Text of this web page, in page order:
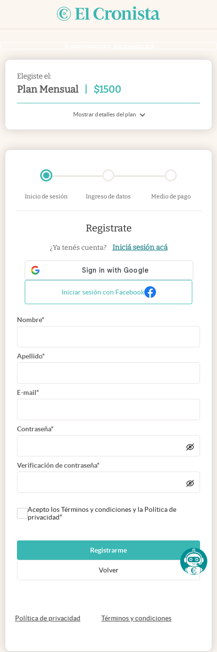
Elegiste el:
Plan Mensual $1500
Mostrar detalles del plan
Inicio de sesión Ingreso de datos Medio de pago
Registrate
¿Ya tenés cuenta? Iniciá sesión acá
Iniciar sesión con Facebook
Nombre*
Apellido*
E-mail*
Contraseña*
Verificación de contraseña*
Acepto los Términos y condiciones y la Política de
privacidad*
Registrarme
Volver
Política de privacidad abre en nueva pestaña
Términos y condicionesabre en nueva